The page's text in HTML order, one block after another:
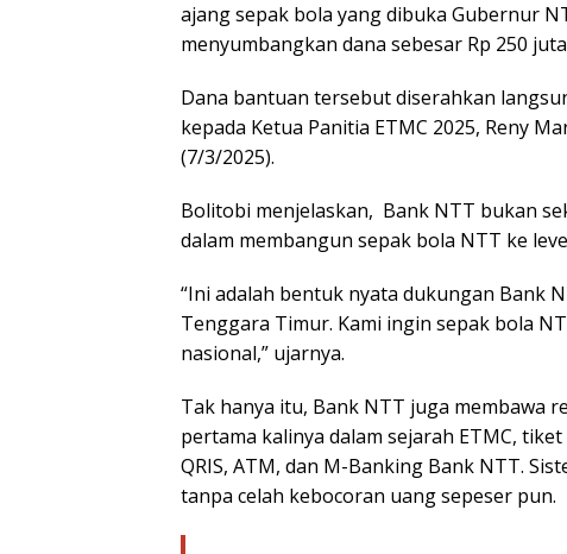
ajang sepak bola yang dibuka Gubernur
menyumbangkan dana sebesar Rp 250
Dana bantuan tersebut diserahkan
kepada Ketua Panitia ETMC 2025, Reny
(7/3/2025).
Bolitobi menjelaskan, Bank NTT bukan
dalam membangun sepak bola NTT ke
“Ini adalah bentuk nyata dukungan Bank
Tenggara Timur. Kami ingin sepak bola
nasional,” ujarnya.
Tak hanya itu, Bank NTT juga membawa
pertama kalinya dalam sejarah ETMC,
QRIS, ATM, dan M-Banking Bank NTT.
tanpa celah kebocoran uang sepeser pun.